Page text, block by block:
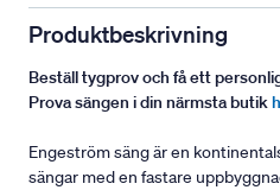
Produktbeskrivning
Beställ tygprov och få ett
Prova sängen i din närmsta butik
Engeström säng är en
sängar med en fastare